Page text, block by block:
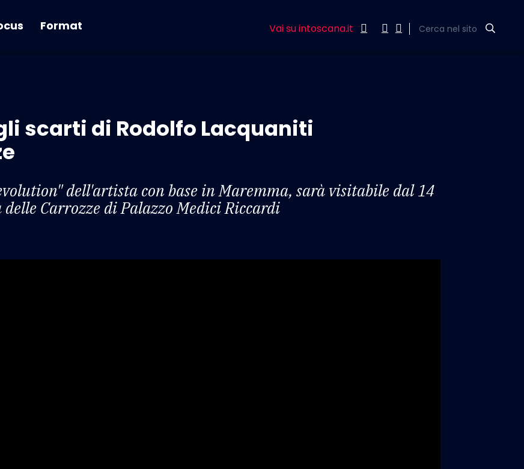
Format Vai su intoscana.it Cerca nel sito
scarti di Rodolfo Lacquaniti
dell'artista con base in Maremma, sarà visitabile dal 14
Carrozze di Palazzo Medici Riccardi